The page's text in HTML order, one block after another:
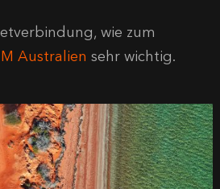
wie zum
Australien sehr wichtig.